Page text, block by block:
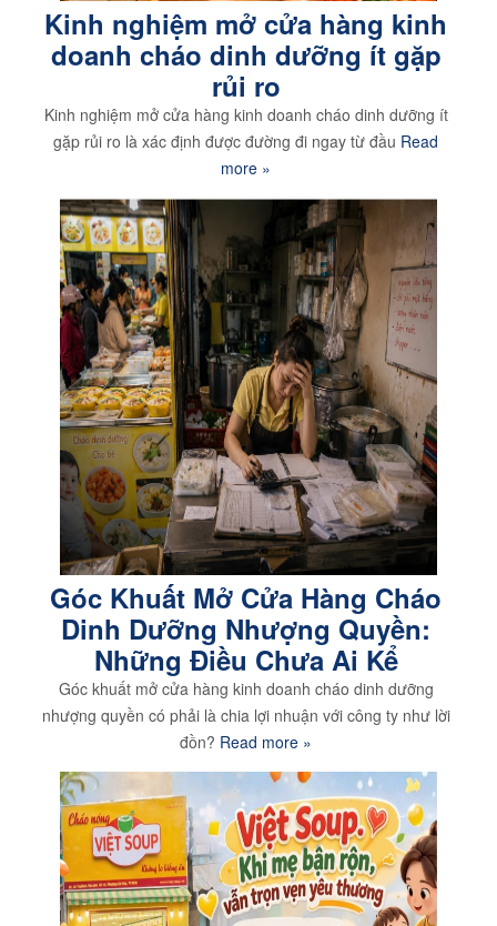
Kinh nghiệm mở cửa hàng kinh
doanh cháo dinh dưỡng ít gặp
rủi ro
Kinh nghiệm mở cửa hàng kinh doanh cháo dinh dưỡng ít
gặp rủi ro là xác định được đường đi ngay từ đầu Read
more »
Góc Khuất Mở Cửa Hàng Cháo
Dinh Dưỡng Nhượng Quyền:
Những Điều Chưa Ai Kể
Góc khuất mở cửa hàng kinh doanh cháo dinh dưỡng
nhượng quyền có phải là chia lợi nhuận với công ty như lời
đồn? Read more »